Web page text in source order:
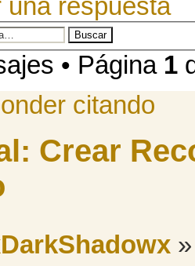
una respuesta
• Página 1
citando
Crear